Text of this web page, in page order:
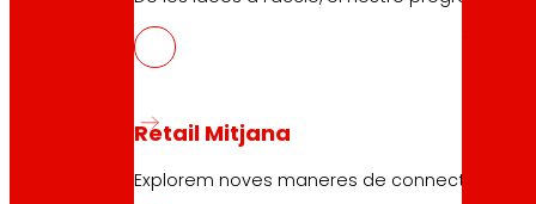
Retail Mitjana
Explorem noves maneres de connectar
Descarregar